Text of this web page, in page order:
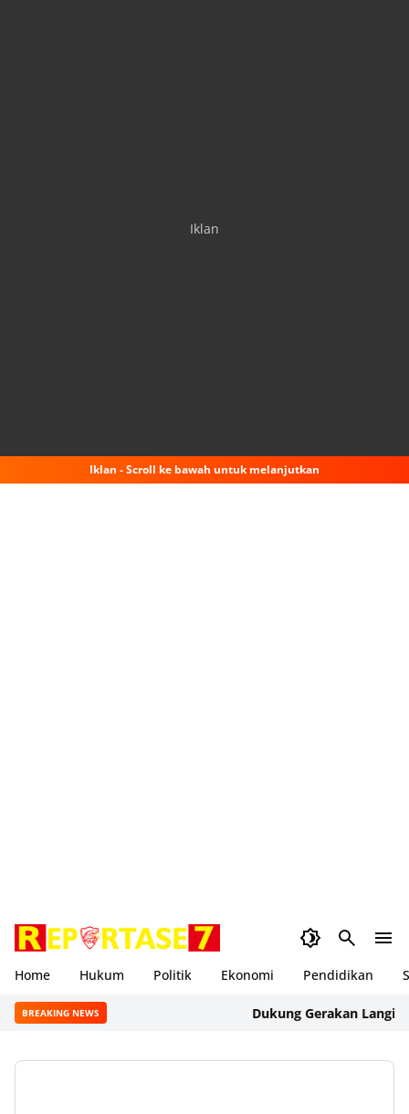
Iklan
Iklan - Scroll ke bawah untuk melanjutkan
Home Hukum Politik Ekonomi Pendidikan
BREAKING NEWS Dukung Gerakan Langit